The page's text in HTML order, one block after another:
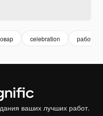
celebration работа
ваших лучших работ.